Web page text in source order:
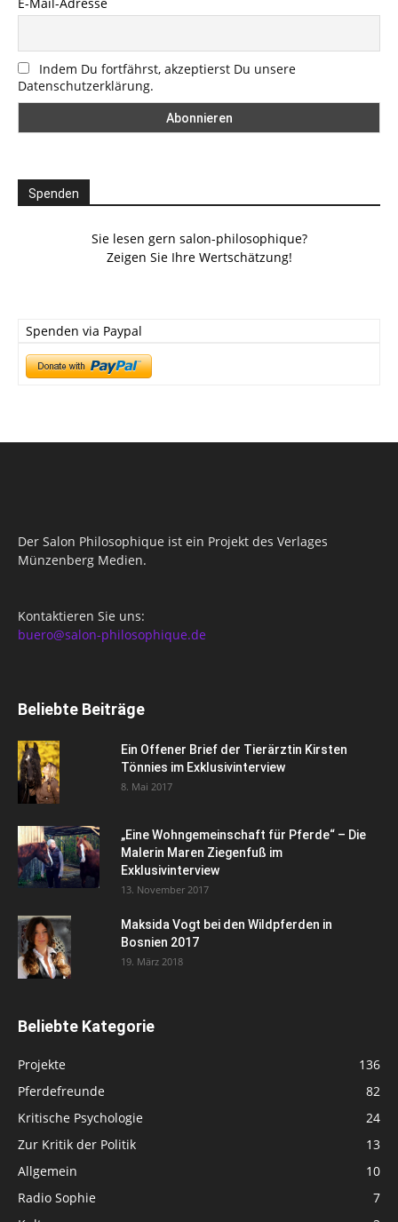
E-Mail-Adresse
Indem Du fortfährst, akzeptierst Du unsere
Datenschutzerklärung.
Spenden
Sie lesen gern salon-philosophique?
Zeigen Sie Ihre Wertschätzung!
Spenden via Paypal
Der Salon Philosophique ist ein Projekt des Verlages
Münzenberg Medien.
Kontaktieren Sie uns:
buero@salon-philosophique.de
Beliebte Beiträge
Ein Offener Brief der Tierärztin Kirsten
Tönnies im Exklusivinterview
8. Mai 2017
„Eine Wohngemeinschaft für Pferde“ – Die
Malerin Maren Ziegenfuß im
Exklusivinterview
13. November 2017
Maksida Vogt bei den Wildpferden in
Bosnien 2017
19. März 2018
Beliebte Kategorie
Projekte
136
Pferdefreunde
82
Kritische Psychologie
24
Zur Kritik der Politik
13
Allgemein
10
Radio Sophie
7